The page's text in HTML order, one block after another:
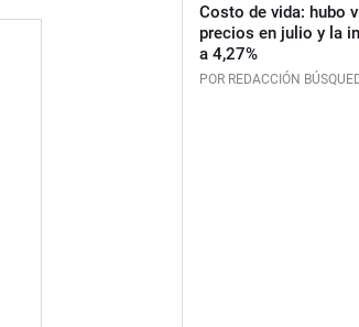
Costo de vida: hubo
precios en julio y la
a 4,27%
POR REDACCIÓN